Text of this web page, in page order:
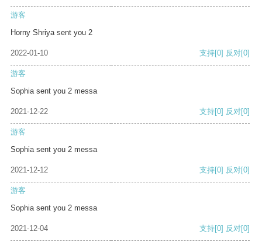
游客
Horny Shriya sent you 2
2022-01-10 支持[0] 反对[0]
游客
Sophia sent you 2 messa
2021-12-22 支持[0] 反对[0]
游客
Sophia sent you 2 messa
2021-12-12 支持[0] 反对[0]
游客
Sophia sent you 2 messa
2021-12-04 支持[0] 反对[0]